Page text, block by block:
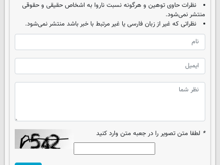
نظرات حاوی توهین و هرگونه نسبت ناروا به اشخاص حقیقی و حقوقی
منتشر نمی‌شود.
نظراتی که غیر از زبان فارسی یا غیر مرتبط با خبر باشد منتشر نمی‌شود.
* لطفا متن تصویر را در جعبه متن وارد کنید